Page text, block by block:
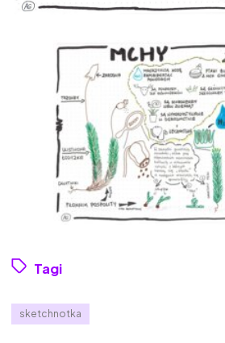
Tagi
sketchnotka